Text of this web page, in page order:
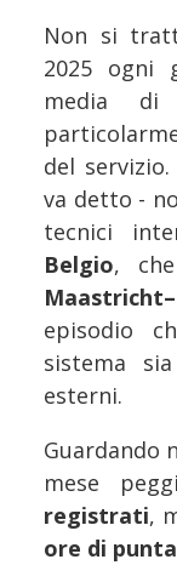
Non si
2025 ogni
media di
del
va detto -
tecnici
Belgio,
episodio
sistema
esterni.
Guardando
mese
registrati,
ore di